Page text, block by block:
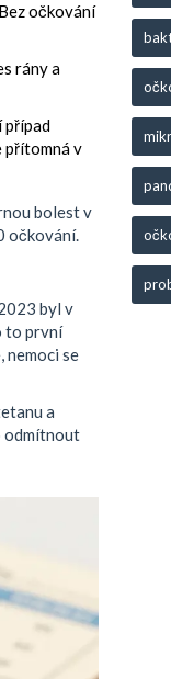
očkování
rány a
případ
přítomná v
bolest v
očkování.
byl v
to první
nemoci se
a
odmítnout